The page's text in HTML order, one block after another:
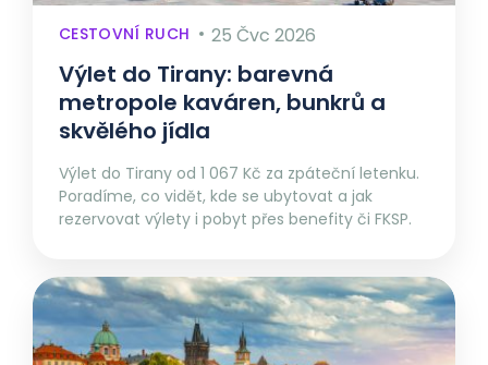
CESTOVNÍ RUCH 25 Čvc 2026
Výlet do Tirany: barevná
metropole kaváren, bunkrů a
skvělého jídla
Výlet do Tirany od 1 067 Kč za zpáteční letenku.
Poradíme, co vidět, kde se ubytovat a jak
rezervovat výlety i pobyt přes benefity či FKSP.